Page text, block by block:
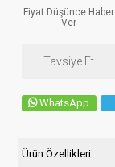
Fiyat Düşünce Haber
Ver
Tavsiye Et
WhatsApp
Ürün Özellikleri